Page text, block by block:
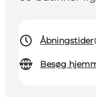
Åbningstider
Besøg